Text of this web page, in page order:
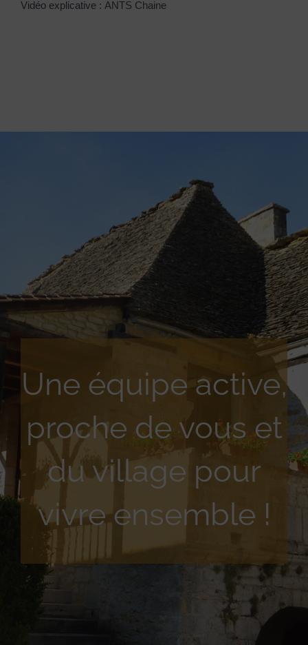
Vidéo explicative : ANTS Chaine
Une équipe active,
proche de vous et
du village pour
vivre ensemble !